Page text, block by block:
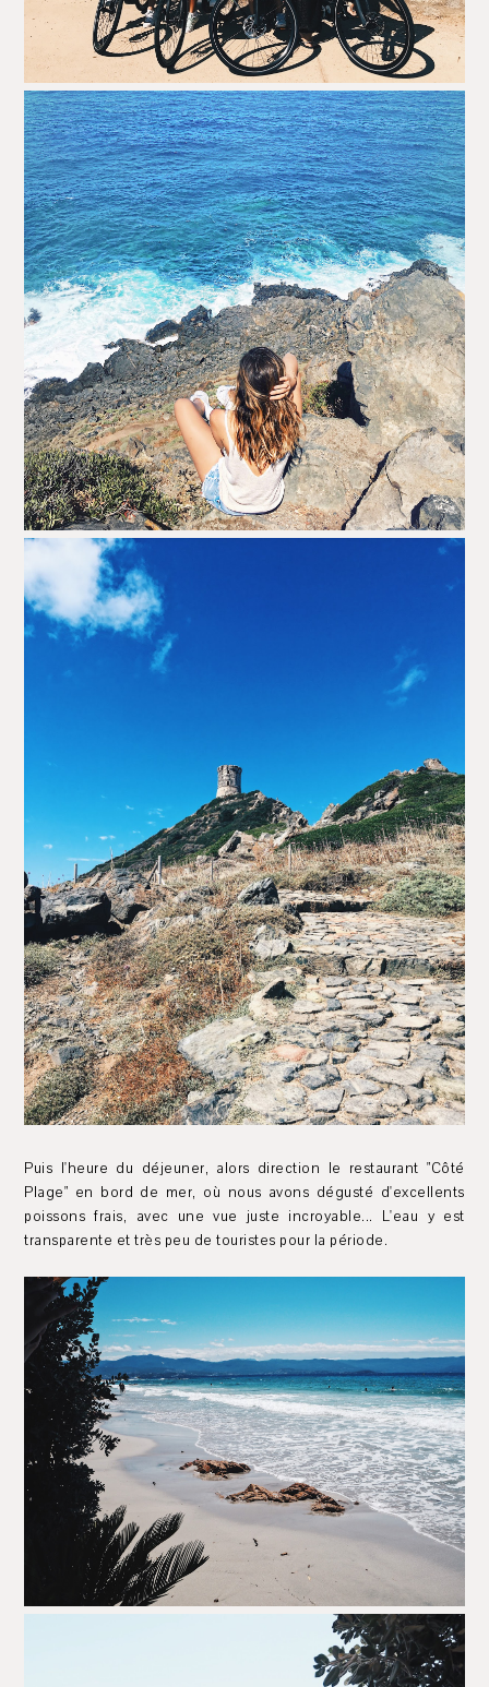
Puis l'heure du déjeuner, alors direction le restaurant "Côté
Plage" en bord de mer, où nous avons dégusté d'excellents
poissons frais, avec une vue juste incroyable... L'eau y est
transparente et très peu de touristes pour la période.